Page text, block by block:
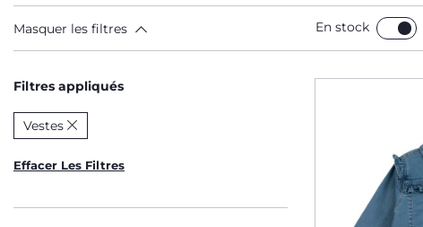
Masquer les filtres En stock
Filtres appliqués
Vestes
Effacer Les Filtres